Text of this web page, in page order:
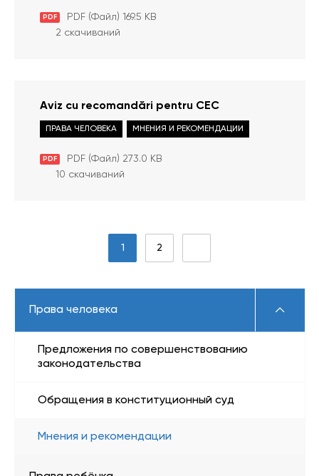
PDF
PDF (Файл) 169.5 KB
2 скачиваний
Aviz cu recomandări pentru CEC
PDF PDF (Файл) 273.0 KB
ПРАВА ЧЕЛОВЕКА МНЕНИЯ И РЕКОМЕНДАЦИИ
10 скачиваний
1 2
Права человека
Предложения по совершенствованию
законодательства
Обращения в конституционный суд
Мнения и рекомендации